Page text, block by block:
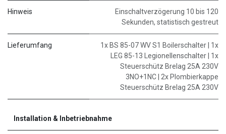
Hinweis
Einschaltverzögerung 10 bis 120
Sekunden, statistisch gestreut
Lieferumfang
1x BS 85-07 WV S1 Boilerschalter | 1x
LEG 85-13 Legionellenschalter | 1x
Steuerschütz Brelag 25A 230V
3NO+1NC | 2x Plombierkappe
Steuerschütz Brelag 25A 230V
Installation & Inbetriebnahme